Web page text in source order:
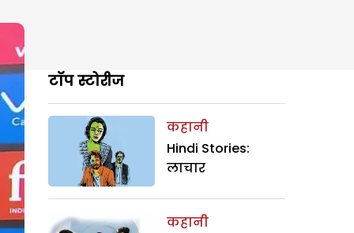
टॉप स्टोरीज
कहानी
Hindi Stories:
लाचार
कहानी